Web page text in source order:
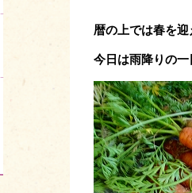
暦の上では春を
今日は雨降りの